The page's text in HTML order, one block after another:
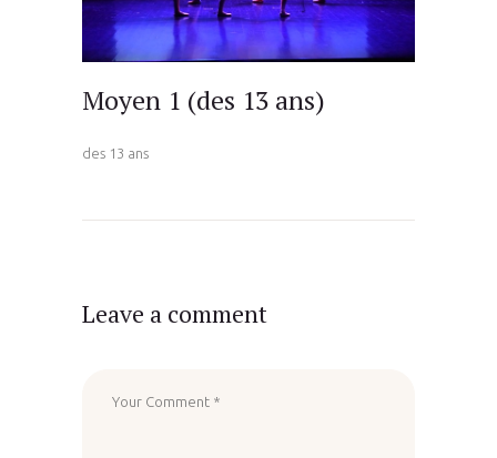
Moyen 1 (des 13 ans)
des 13 ans
Leave a comment